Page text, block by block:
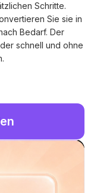
Schritte.
Sie sie in
Bedarf. Der
schnell und ohne